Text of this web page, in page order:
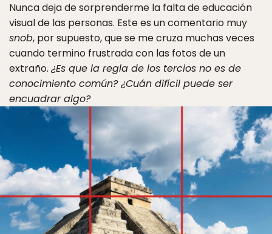
Nunca deja de sorprenderme la falta de educación
visual de las personas. Este es un comentario muy
snob, por supuesto, que se me cruza muchas veces
cuando termino frustrada con las fotos de un
extraño. ¿Es que la regla de los tercios no es de
conocimiento común? ¿Cuán difícil puede ser
encuadrar algo?